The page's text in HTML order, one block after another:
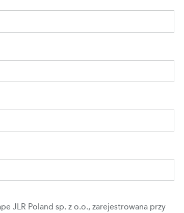
JLR Poland sp. z o.o., zarejestrowana przy